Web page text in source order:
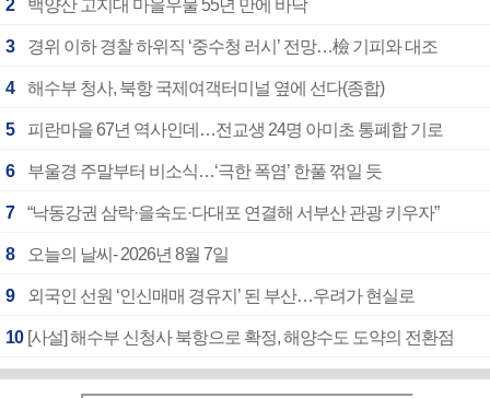
2 백양산 고지대 마을우물 55년 만에 바닥
3 경위 이하 경찰 하위직 ‘중수청 러시’ 전망…檢 기피와 대조
4 해수부 청사, 북항 국제여객터미널 옆에 선다(종합)
5 피란마을 67년 역사인데…전교생 24명 아미초 통폐합 기로
6 부울경 주말부터 비소식…‘극한 폭염’ 한풀 꺾일 듯
7 “낙동강권 삼락·을숙도·다대포 연결해 서부산 관광 키우자”
8 오늘의 날씨- 2026년 8월 7일
9 외국인 선원 ‘인신매매 경유지’ 된 부산…우려가 현실로
10 [사설] 해수부 신청사 북항으로 확정, 해양수도 도약의 전환점